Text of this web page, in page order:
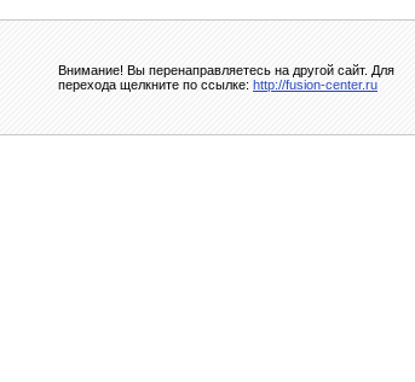
Внимание! Вы перенаправляетесь на другой сайт. Для
перехода щелкните по ссылке: http://fusion-center.ru